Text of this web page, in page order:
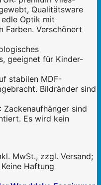
Qualitätsware
edle Optik mit
Farben. Verschönert
geeignet für Kinder-
stabilen MDF-
Bildränder sind
Zackenaufhänger sind
Es wird kein
MwSt., zzgl. Versand;
Haftung